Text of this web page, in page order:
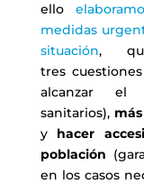
ello
medidas
situación,
tres
alcanzar el
sanitarios),
y hacer
población
en los casos